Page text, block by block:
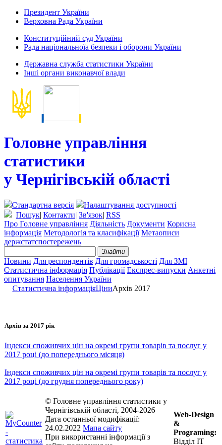
Президент України
Верховна Рада України
Конституційний суд України
Рада національноїа безпеки і оборони України
Державна служба статистики України
Інші органи виконавчої влади
Головне управління
статистики
у Чернігівській області
Стандартна версія
Налаштування доступності
Пошук| Контакти| Зв'язок| RSS
Про Головне управління Діяльність Документи Корисна
інформація Методологія та класифікації Метаописи
держстатспостережень
Знайти
Новини Для респондентів Для громадськості Для ЗМІ
Статистична інформація Публікації Експрес-випуски Анкетні
опитування Населення України
Статистична інформаціяЦіниАрхів 2017
Архів за 2017 рік
Індекси споживчих цін на окремі групи товарів та послуг у
2017 році (до попереднього місяця)
Індекси споживчих цін на окремі групи товарів та послуг у
2017 році (до грудня попереднього року)
© Головне управління статистики у
Чернігівській області, 2004-2026
Дата останньої модифікації:
24.02.2022 Мапа сайту
При використанні інформації з
Web-Design
&
Programing:
Відділ ІТ